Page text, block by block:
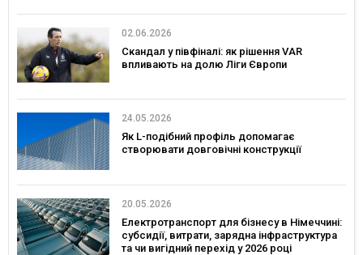
02.06.2026
Скандал у півфіналі: як рішення VAR
впливають на долю Ліги Європи
24.05.2026
Як L-подібний профіль допомагає
створювати довговічні конструкції
20.05.2026
Електротранспорт для бізнесу в Німеччині:
субсидії, витрати, зарядна інфраструктура
та чи вигідний перехід у 2026 році